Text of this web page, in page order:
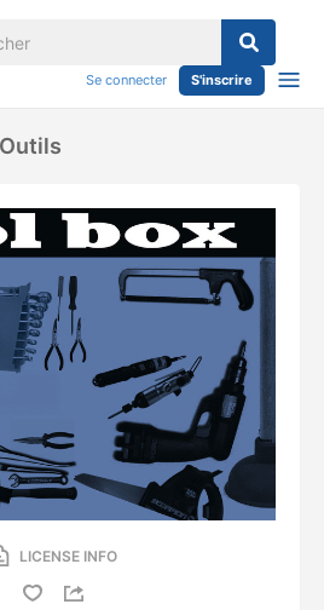
Se connecter S'inscrire
LICENSE INFO